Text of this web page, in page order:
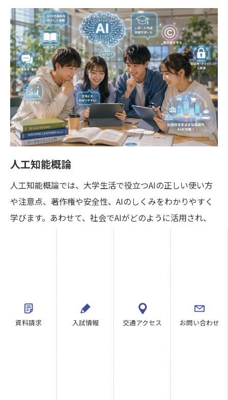
資料請求 お問い合わせ
交通アクセス
入試情報
人工知能概論
人工知能概論では、大学生活で役立つAIの正しい使い方
や注意点、著作権や安全性、AIのしくみをわかりやすく
学びます。あわせて、社会でAIがどのように活用され、
これからどんなふうに発展していくのかを考えていきま